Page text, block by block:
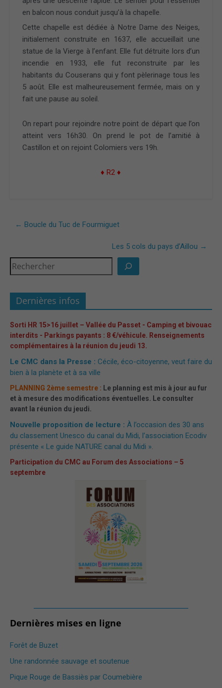
en balcon nous conduit jusqu’à la chapelle.
Cette chapelle est dédiée à Notre Dame des Neiges,
initialement construite en 1637, elle accueillait une
statue de la Vierge à l’enfant. Elle fut détruite lors d’un
incendie en 1933, elle fut reconstruite par les
habitants du Couserans qui y font pèlerinage tous les
5 août. Elle est malheureusement fermée, mais on y
fait une pause au soleil.
On repart pour rejoindre notre point de départ que l’on
atteint vers 16h30. On prend le pot de l’amitié à
Castillon et on rejoint Colomiers vers 19h.
♦ R2 ♦
← Boucle du Tuc de Fourmiguet
Les 5 cols du pays d’Aillou →
Dernières infos
Sorti HR 15>16 juillet – Vallée du Passet - Camping et bivouac
interdits - Parkings payants : 8 €/véhicule. Renseignements
complémentaires à la réunion du jeudi 13.
Le CMC dans la Presse : Cécile, éco-citoyenne, veut faire du
bien à la planète et à sa ville
PLANNING 2ème semestre : Le planning est mis à jour au fur
et à mesure des modifications éventuelles. Le consulter
avant la réunion du jeudi.
Nouvelle proposition de lecture : À l’occasion des 30 ans
du classement Unesco du canal du Midi, l’association Ecodiv
présente « Le guide NATURE canal du Midi ».
Participation du CMC au Forum des Associations – 5
septembre
Dernières mises en ligne
Forêt de Buzet
Une randonnée sauvage et soutenue
Pique Rouge de Bassiès par Coumebière